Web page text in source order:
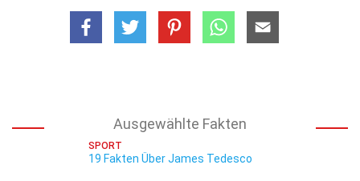
Ausgewählte Fakten
SPORT
19 Fakten Über James Tedesco